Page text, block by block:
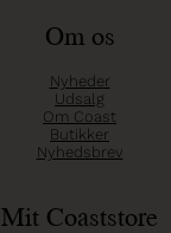
Om os
Nyheder
Udsalg
Om Coast
Butikker
Nyhedsbrev
Mit Coaststore